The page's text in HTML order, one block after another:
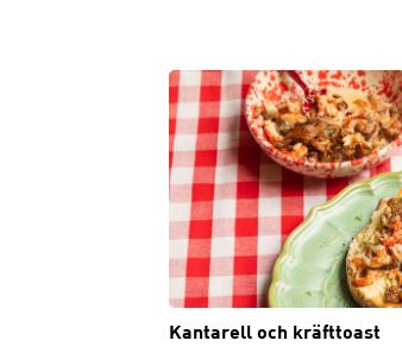
Kantarell och kräfttoast